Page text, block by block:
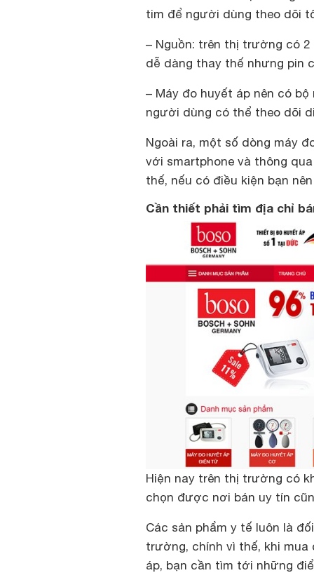
tim để người dùng theo dõi
– Nguồn: trên thị trường có 2
dễ dàng thay thế nhưng pin
– Máy đo huyết áp nên có
người dùng có thể theo dõi
Ngoài ra, một số dòng máy
với smartphone và thông
thế, nếu có điều kiện bạn
Cần thiết phải tìm địa chỉ
Hiện nay trên thị trường có
chọn được nơi bán uy tín
Các sản phẩm y tế luôn là
trường, chính vì thế, khi
áp, bạn cần tìm tới những